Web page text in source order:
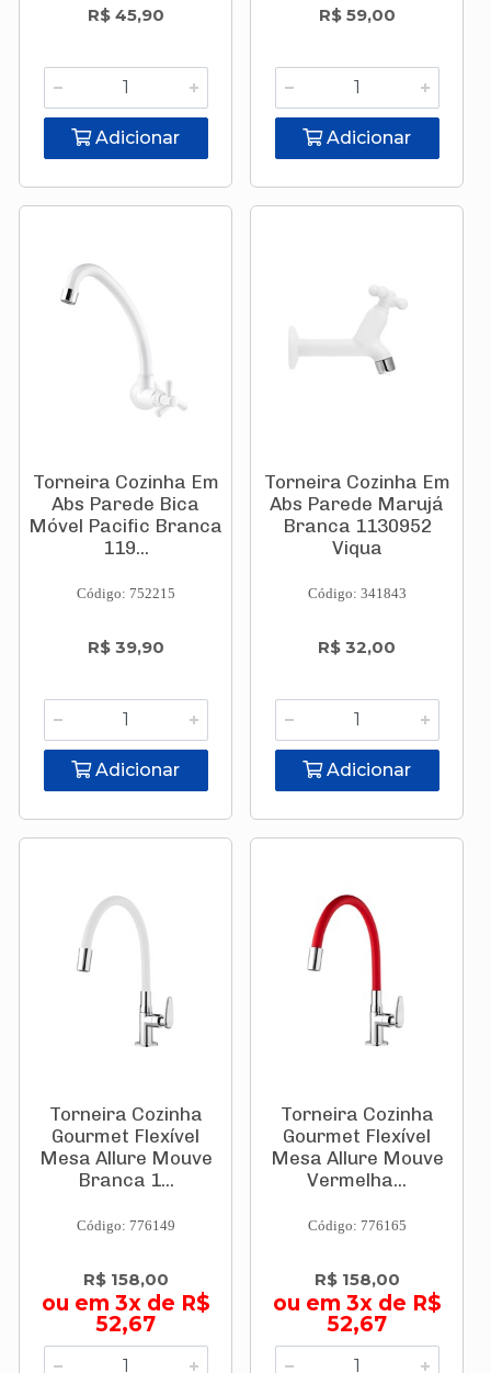
R$ 45,90
Adicionar
R$ 59,00
Adicionar
Torneira Cozinha Em
Abs Parede Bica
Móvel Pacific Branca
119...
Código: 752215
R$ 39,90
Adicionar
Torneira Cozinha Em
Abs Parede Marujá
Branca 1130952
Viqua
Código: 341843
R$ 32,00
Adicionar
Torneira Cozinha
Gourmet Flexível
Mesa Allure Mouve
Branca 1...
Código: 776149
R$ 158,00
ou em 3x de R$
52,67
Torneira Cozinha
Gourmet Flexível
Mesa Allure Mouve
Vermelha...
Código: 776165
R$ 158,00
ou em 3x de R$
52,67